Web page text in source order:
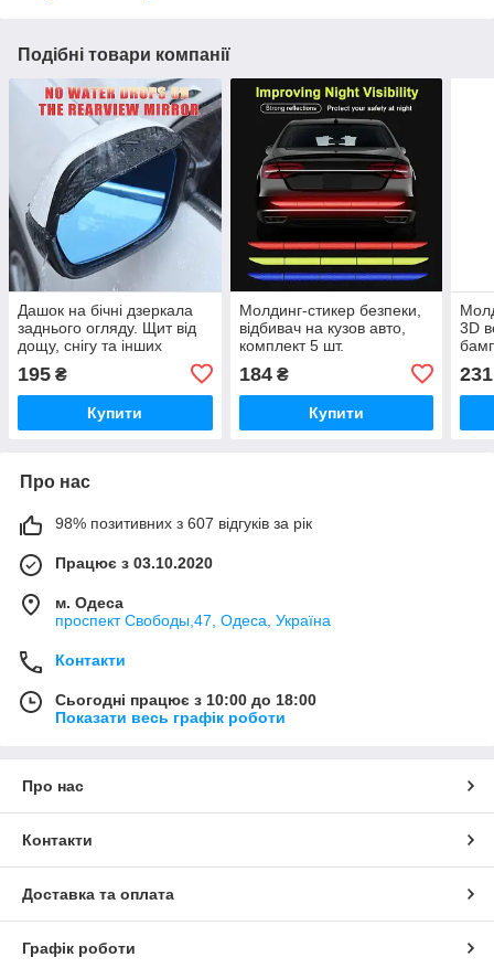
Подібні товари компанії
Дашок на бічні дзеркала
заднього огляду. Щит від
дощу, снігу та інших
195 ₴
Купити
Молдинг-стикер безпеки,
відбивач на кузов авто,
комплект 5 шт.
184₴
Купити
3D
231
Про нас
98% позитивних з 607 відгуків за рік
Працює з 03.10.2020
м. Одеса
проспект Свободы,47, Одеса, Україна
Контакти
Сьогодні працює з 10:00 до 18:00
Показати весь графік роботи
Про нас
Контакти
Доставка та оплата
Графік роботи